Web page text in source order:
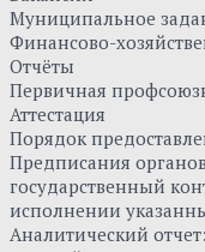
Муниципальное
Финансово-
Отчёты
Первичная
Аттестация
Порядок
Предписания
государственный
исполнении
Аналитический